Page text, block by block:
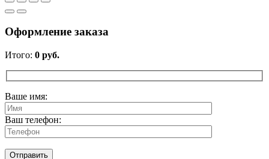
Оформление заказа
Итого: 0 руб.
Ваше имя:
Ваш телефон: